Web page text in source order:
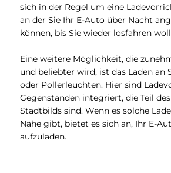
sich in der Regel um eine
an der Sie Ihr E-Auto über Nacht
können, bis Sie wieder losfahren
Eine weitere Möglichkeit, die
und beliebter wird, ist das Laden an
oder Pollerleuchten. Hier sind
Gegenständen integriert, die Teil
Stadtbilds sind. Wenn es solche
Nähe gibt, bietet es sich an, Ihr E-
aufzuladen.